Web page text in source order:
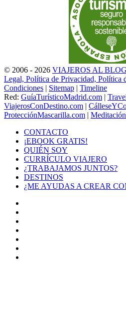
© 2006 - 2026 VIAJEROS AL BLOG
Legal, Política de Privacidad, Política
Condiciones | Sitemap | Timeline
Red: GuíaTurísticoMadrid.com |
ViajerosConDestino.com |
ProtecciónMascarilla.com |
CONTACTO
¡EBOOK GRATIS!
QUIÉN SOY
CURRÍCULO VIAJERO
¿TRABAJAMOS JUNTOS?
DESTINOS
¿ME AYUDAS A CREAR